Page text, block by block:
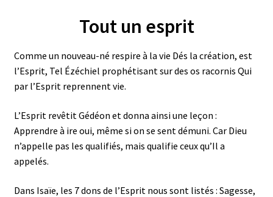
Tout un esprit
Comme un nouveau-né respire à la vie Dés la création, est
l’Esprit, Tel Ézéchiel prophétisant sur des os racornis Qui
par l’Esprit reprennent vie.
L’Esprit revêtit Gédéon et donna ainsi une leçon :
Apprendre à ire oui, même si on se sent démuni. Car Dieu
n’appelle pas les qualifiés, mais qualifie ceux qu’Il a
appelés.
Dans Isaïe, les 7 dons de l’Esprit nous sont listés : Sagesse,